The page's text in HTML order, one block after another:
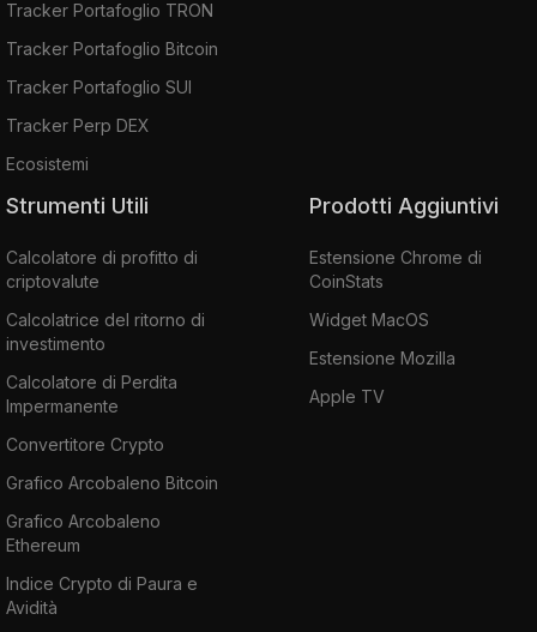
Tracker Portafoglio TRON
Tracker Portafoglio Bitcoin
Tracker Portafoglio SUI
Tracker Perp DEX
Ecosistemi
Strumenti Utili
Calcolatore di profitto di
criptovalute
Calcolatrice del ritorno di
investimento
Calcolatore di Perdita
Impermanente
Convertitore Crypto
Grafico Arcobaleno Bitcoin
Grafico Arcobaleno
Ethereum
Indice Crypto di Paura e
Avidità
Prodotti Aggiuntivi
Estensione Chrome di
CoinStats
Widget MacOS
Estensione Mozilla
Apple TV